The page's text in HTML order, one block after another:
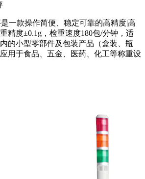
一款操作简便、稳定可靠的高精度|高
精度±0.1g，检重速度180包/分钟，适
的小型零部件及包装产品（盒装、瓶
用于食品、五金、医药、化工等称重设